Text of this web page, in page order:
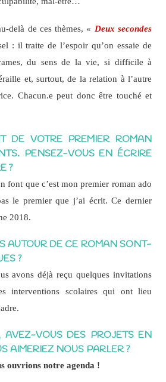
delà de ces thèmes, « Deux secondes
: il traite de l’espoir qu’on essaie de
du sens de la vie, si difficile à
et, surtout, de la relation à l’autre
Chacun.e peut donc être touché et
DE VOTRE PREMIER ROMAN
PENSEZ-VOUS EN ÉCRIRE
?
font que c’est mon premier roman ado
le premier que j’ai écrit. Ce dernier
2018.
AUTOUR DE CE ROMAN SONT-
?
avons déjà reçu quelques invitations
interventions scolaires qui ont lieu
AVEZ-VOUS DES PROJETS EN
AIMERIEZ NOUS PARLER ?
ouvrions notre agenda !